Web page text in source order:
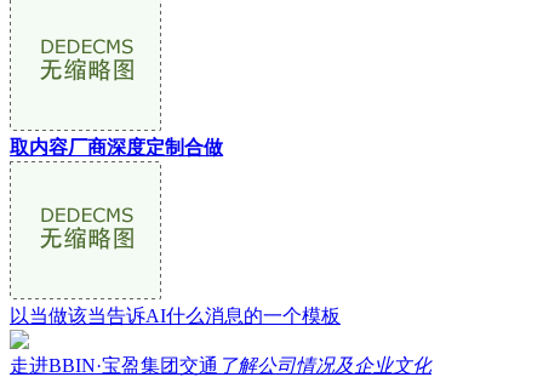
取内容厂商深度定制合做
以当做该当告诉AI什么消息的一个模板
走进BBIN·宝盈集团交通 了解公司情况及企业文化